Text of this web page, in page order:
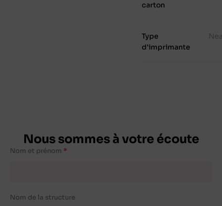
carton
Type
d'imprimante
Nous sommes à votre écoute
Nom et prénom
Nom de la structure